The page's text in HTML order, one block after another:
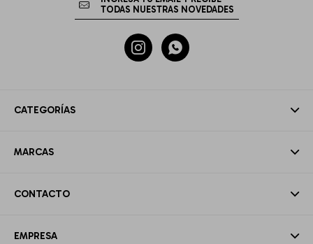
CATEGORÍAS
MARCAS
CONTACTO
EMPRESA
 